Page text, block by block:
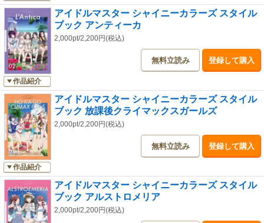
作品紹介
アイドルマスター シャイニーカラーズ スタイル
ブック アンティーカ
2,000pt/2,200円(税込)
無料立読み 登録して購入
作品紹介
アイドルマスター シャイニーカラーズ スタイル
ブック 放課後クライマックスガールズ
2,000pt/2,200円(税込)
無料立読み 登録して購入
アイドルマスター シャイニーカラーズ スタイル
ブック アルストロメリア
2,000pt/2,200円(税込)